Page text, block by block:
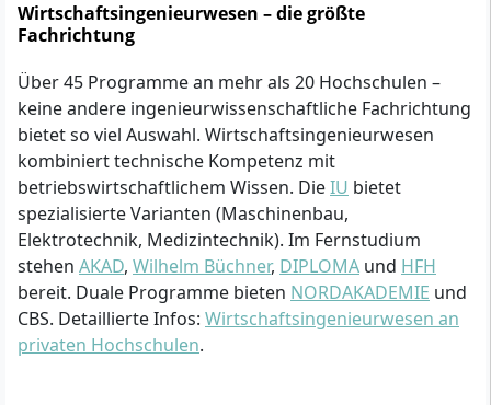
Wirtschaftsingenieurwesen – die größte
Fachrichtung
Über 45 Programme an mehr als 20 Hochschulen –
keine andere ingenieurwissenschaftliche Fachrichtung
bietet so viel Auswahl. Wirtschaftsingenieurwesen
kombiniert technische Kompetenz mit
betriebswirtschaftlichem Wissen. DieIU bietet
spezialisierte Varianten (Maschinenbau,
Elektrotechnik, Medizintechnik). Im Fernstudium
stehen AKAD, Wilhelm Büchner, DIPLOMA und HFH
bereit. Duale Programme bieten NORDAKADEMIE und
CBS. Detaillierte Infos: Wirtschaftsingenieurwesen an
privaten Hochschulen.